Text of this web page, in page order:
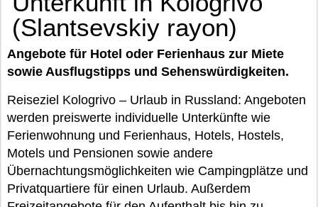
(Slantsevskiy rayon)
Angebote für Hotel oder Ferienhaus zur Miete
sowie Ausflugstipps und Sehenswürdigkeiten.
Reiseziel Kologrivo – Urlaub in Russland: Angeboten
werden preiswerte individuelle Unterkünfte wie
Ferienwohnung und Ferienhaus, Hotels, Hostels,
Motels und Pensionen sowie andere
Übernachtungsmöglichkeiten wie Campingplätze und
Privatquartiere für einen Urlaub. Außerdem